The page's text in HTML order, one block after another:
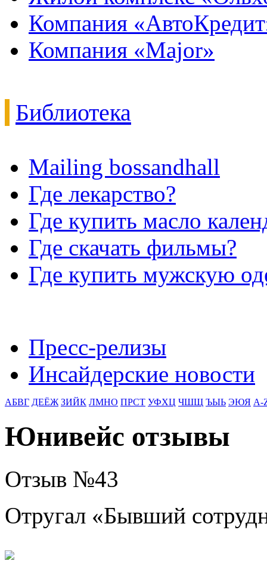
Компания
Компания «Major»
Библиотека
Mailing bossandhall
Где лекарство?
Где купить масло
Где скачать фильмы?
Где купить мужскую
Пресс-релизы
Инсайдерские новости
АБВГ ДЕЁЖ ЗИЙК ЛМНО ПРСТ УФХЦ ЧШЩ ЪЫЬ ЭЮЯ A-
Юнивейс отзывы
Отзыв №43
Отругал «Бывший